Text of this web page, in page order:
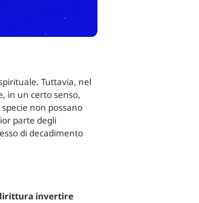
Tuttavia, nel
in un certo senso,
non possano
parte degli
di decadimento
invertire